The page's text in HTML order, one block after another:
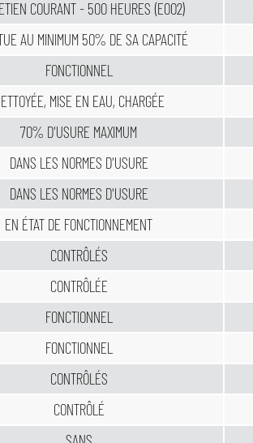
COURANT - 500 HEURES (E002)
AU MINIMUM 50% DE SA CAPACITÉ
FONCTIONNEL
MISE EN EAU, CHARGÉE
70% D'USURE MAXIMUM
DANS LES NORMES D'USURE
DANS LES NORMES D'USURE
EN ÉTAT DE FONCTIONNEMENT
CONTRÔLÉS
CONTRÔLÉE
FONCTIONNEL
FONCTIONNEL
CONTRÔLÉS
CONTRÔLÉ